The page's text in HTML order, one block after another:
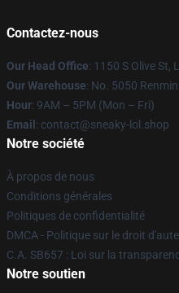
Contactez-nous
Our Head Office: 1150 S Olive St,
Our Warehouse: No. 5050
Hour: 9AM – 5PM (Mon – Fri)
Email : contact@sneaky-lol.shop
Notre société
À propos de nous
Conditions générales
Politiques de confidentialité
DMCA - Politique sur le droit
C.A. SB657 : Loi sur la
Notre soutien